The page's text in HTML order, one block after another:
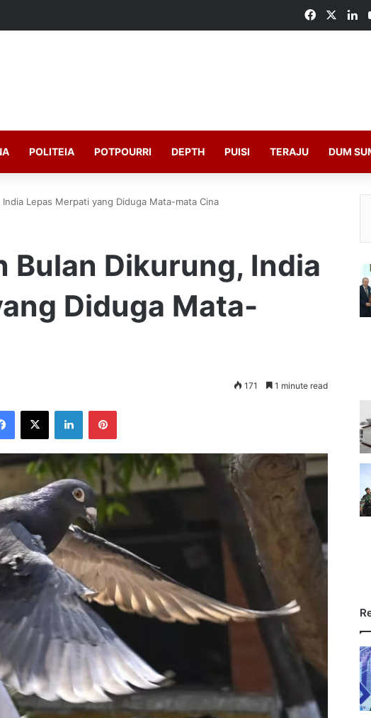
Facebook
POLITEIA POTPOURRI DEPTH PUISI TERAJU DUM
Lepas Merpati yang Diduga Mata-mata Cina
Bulan Dikurung, India
Diduga Mata-
171 1 minute read
Facebook
X LinkedInPinterest